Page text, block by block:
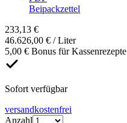
Beipackzettel
233,13 €
46.626,00 € / Liter
5,00 € Bonus für Kassenrezepte
Sofort verfügbar
versandkostenfrei
Anzahl